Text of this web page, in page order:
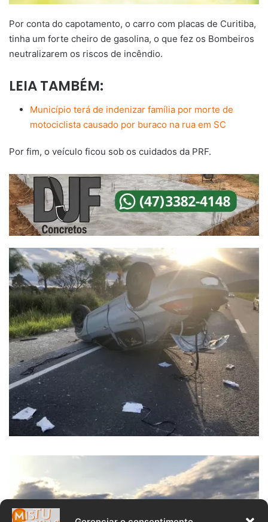
Por conta do capotamento, o carro com placas de Curitiba,
tinha um forte cheiro de gasolina, o que fez os Bombeiros
neutralizarem os riscos de incêndio.
LEIA TAMBÉM:
Município terá de indenizar família por morte de
motociclista causado por buraco na rua em SC
Por fim, o veículo ficou sob os cuidados da PRF.